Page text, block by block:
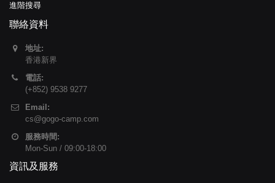
進階搜尋
聯絡資料
地址:
香港新界
電話:
(+852) 9538 9277
Email:
cs@gogo-camp.com
服務時間:
Mon-Sun / 09:00-18:00
資訊及服務